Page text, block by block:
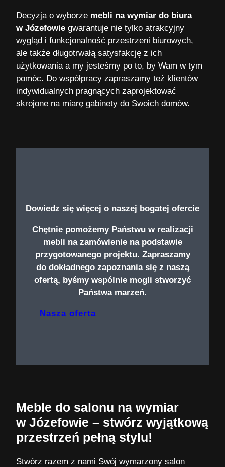
Decyzja o wyborze mebli na wymiar do biura
w Józefowie gwarantuje nie tylko atrakcyjny
wygląd i funkcjonalność przestrzeni biurowych,
ale także długotrwałą satysfakcję z ich
użytkowania a my jesteśmy po to, by Wam w tym
pomóc. Do współpracy zapraszamy też klientów
indywidualnych pragnących zaprojektować
skrojone na miarę gabinety do Swoich domów.
Dowiedz się więcej o naszej bogatej ofercie
Chętnie pomożemy Państwu w realizacji
mebli na zamówienie na podstawie
przygotowanego projektu. Zapraszamy
do dokładnego zapoznania się z naszą
ofertą, byśmy wspólnie mogli stworzyć
Państwa marzeń.
Nasza oferta
Meble do salonu na wymiar
w Józefowie – stwórz wyjątkową
przestrzeń pełną stylu!
Stwórz razem z nami Swój wymarzony salon